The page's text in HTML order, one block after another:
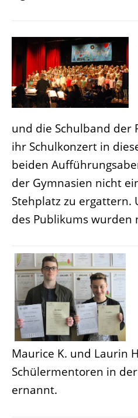
und die Schulband der
ihr Schulkonzert in
beiden
der Gymnasien nicht
Stehplatz zu ergattern.
des Publikums wurden
Maurice K. und Laurin
Schülermentoren in
ernannt.